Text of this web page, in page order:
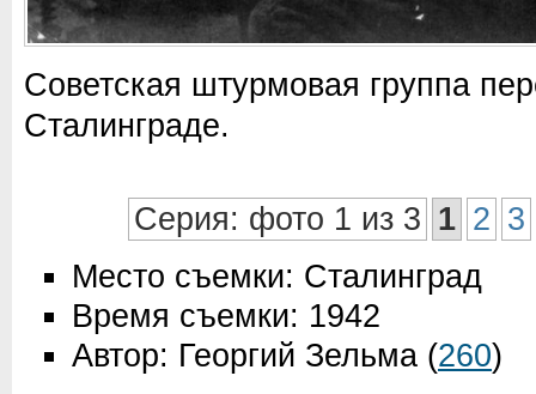
Советская штурмовая группа
Сталинграде.
Серия: фото 1 из 3 1 2 3
Место съемки: Сталинград
Время съемки: 1942
Автор: Георгий Зельма (260)